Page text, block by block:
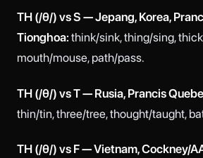
TH (/θ/) vs S — Jepang, Korea,
Tionghoa: think/sink, thing/sing,
mouth/mouse, path/pass.
TH (/θ/) vs T — Rusia, Prancis
thin/tin, three/tree, thought/taught,
TH (/θ/) vs F — Vietnam, Cockney/